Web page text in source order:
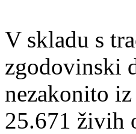
V skladu s
zgodovinski
nezakonito
25.671 živih